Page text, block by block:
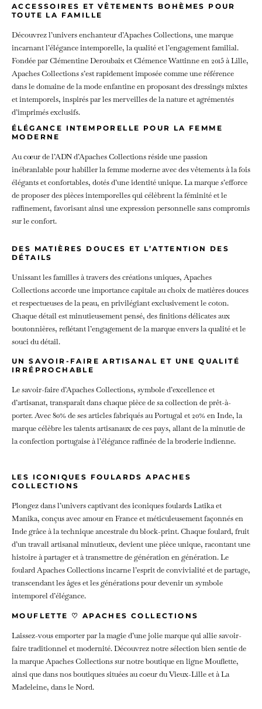
ACCESSOIRES ET VÊTEMENTS BOHÈMES POUR
TOUTE LA FAMILLE
Découvrez l’univers enchanteur d’Apaches Collections, une marque
incarnant l’élégance intemporelle, la qualité et l’engagement familial.
Fondée par Clémentine Deroubaix et Clémence Wattinne en 2015 à Lille,
Apaches Collections s’est rapidement imposée comme une référence
dans le domaine de la mode enfantine en proposant des dressings mixtes
et intemporels, inspirés par les merveilles de la nature et agrémentés
d’imprimés exclusifs.
ÉLÉGANCE INTEMPORELLE POUR LA FEMME
MODERNE
Au cœur de l’ADN d’Apaches Collections réside une passion
inébranlable pour habiller la femme moderne avec des vêtements à la fois
élégants et confortables, dotés d’une identité unique. La marque s’efforce
de proposer des pièces intemporelles qui célèbrent la féminité et le
raffinement, favorisant ainsi une expression personnelle sans compromis
sur le confort.
DES MATIÈRES DOUCES ET L’ATTENTION DES
DÉTAILS
Unissant les familles à travers des créations uniques, Apaches
Collections accorde une importance capitale au choix de matières douces
et respectueuses de la peau, en privilégiant exclusivement le coton.
Chaque détail est minutieusement pensé, des finitions délicates aux
boutonnières, reflétant l’engagement de la marque envers la qualité et le
souci du détail.
UN SAVOIR-FAIRE ARTISANAL ET UNE QUALITÉ
IRRÉPROCHABLE
Le savoir-faire d’Apaches Collections, symbole d’excellence et
d’artisanat, transparaît dans chaque pièce de sa collection de prêt-à-
porter. Avec 80% de ses articles fabriqués au Portugal et 20% en Inde, la
marque célèbre les talents artisanaux de ces pays, allant de la minutie de
la confection portugaise à l’élégance raffinée de la broderie indienne.
LES ICONIQUES FOULARDS APACHES
COLLECTIONS
Plongez dans l’univers captivant des iconiques foulards Latika et
Manika, conçus avec amour en France et méticuleusement façonnés en
Inde grâce à la technique ancestrale du block-print. Chaque foulard, fruit
d’un travail artisanal minutieux, devient une pièce unique, racontant une
histoire à partager et à transmettre de génération en génération. Le
foulard Apaches Collections incarne l’esprit de convivialité et de partage,
transcendant les âges et les générations pour devenir un symbole
intemporel d’élégance.
MOUFLETTE ♡ APACHES COLLECTIONS
Laissez-vous emporter par la magie d’une jolie marque qui allie savoir-
faire traditionnel et modernité. Découvrez notre sélection bien sentie de
la marque Apaches Collections sur notre boutique en ligne Mouflette,
ainsi que dans nos boutiques situées au coeur du Vieux-Lille et à La
Madeleine, dans le Nord.